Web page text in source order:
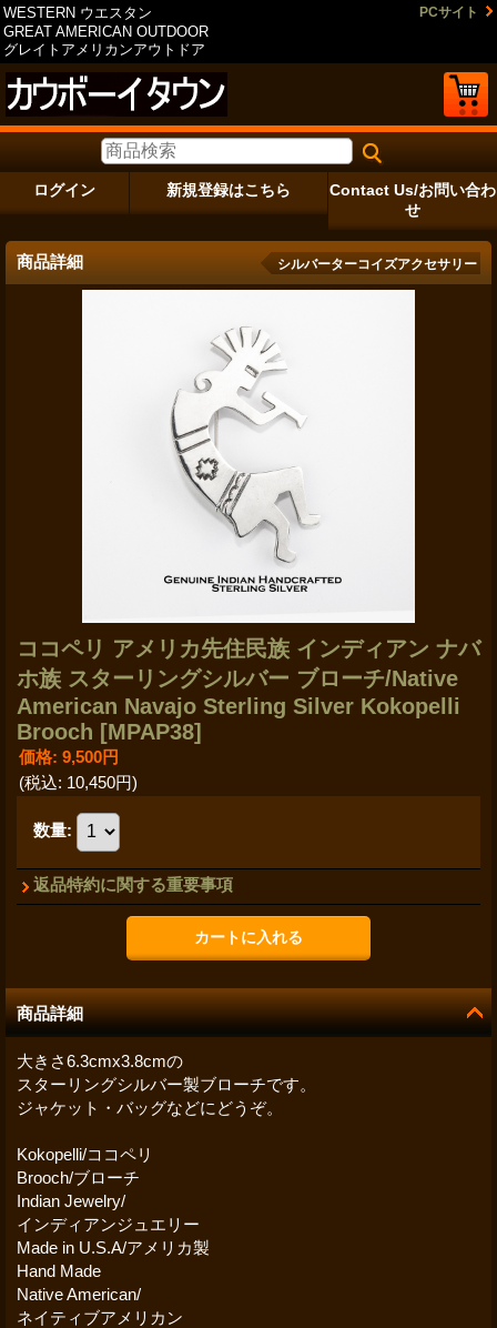
WESTERN ウエスタン
GREAT AMERICAN OUTDOOR
グレイトアメリカンアウトドア
PCサイト
ログイン 新規登録はこちら
Contact Us/お問い合わ
せ
商品詳細 シルバーターコイズアクセサリー
ココペリ アメリカ先住民族 インディアン ナバ
ホ族 スターリングシルバー ブローチ/Native
American Navajo Sterling Silver Kokopelli
Brooch [MPAP38]
価格: 9,500円
(税込: 10,450円)
数量:
返品特約に関する重要事項
商品詳細
大きさ6.3cmx3.8cmの
スターリングシルバー製ブローチです。
ジャケット・バッグなどにどうぞ。
Kokopelli/ココペリ
Brooch/ブローチ
Indian Jewelry/
インディアンジュエリー
Made in U.S.A/アメリカ製
Hand Made
Native American/
ネイティブアメリカン